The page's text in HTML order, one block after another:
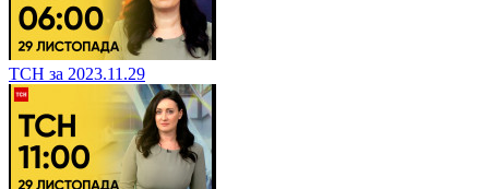
ТСН за 2023.11.29